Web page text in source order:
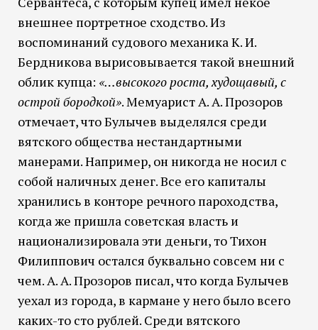
внешнее портретное сходство. Из
воспоминаний судового механика К. И.
Бердникова вырисовывается такой внешний
облик купца: «…высокого роста, худощавый, с
острой бородкой». Мемуарист А. А. Прозоров
отмечает, что Булычев выделялся среди
вятского общества нестандартными
манерами. Например, он никогда не носил с
собой наличных денег. Все его капиталы
хранились в конторе речного пароходства,
когда же пришла советская власть и
национализировала эти деньги, то Тихон
Филиппович остался буквально совсем ни с
чем. А. А. Прозоров писал, что когда Булычев
уехал из города, в кармане у него было всего
каких-то сто рублей. Среди вятского